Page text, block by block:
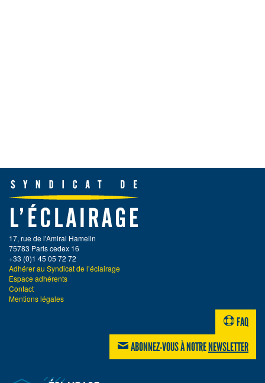
17, rue de l'Amiral Hamelin
75783 Paris cedex 16
+33 (0)1 45 05 72 72
Adhérer au Syndicat de l’éclairage
Espace adhérents
Contact
Mentions légales
FAQ
ABONNEZ-VOUS À NOTRENEWSLETTER